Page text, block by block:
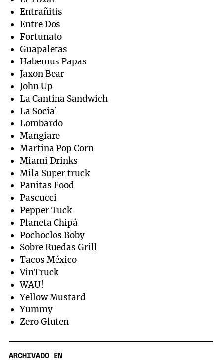
Entrañitis
Entre Dos
Fortunato
Guapaletas
Habemus Papas
Jaxon Bear
John Up
La Cantina Sandwich
La Social
Lombardo
Mangiare
Martina Pop Corn
Miami Drinks
Mila Super truck
Panitas Food
Pascucci
Pepper Tuck
Planeta Chipá
Pochoclos Boby
Sobre Ruedas Grill
Tacos México
VinTruck
WAU!
Yellow Mustard
Yummy
Zero Gluten
ARCHIVADO EN